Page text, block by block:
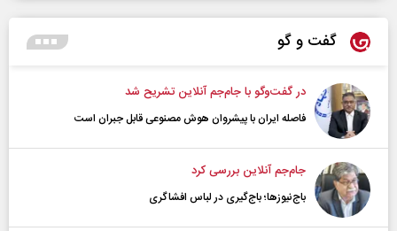
گفت و گو
در گفت‌و‌گو با جام‌جم آنلاین تشریح شد
فاصله ایران با پیشرو‌ان هوش مصنوعی قابل جبران است
جام‌جم آنلاین بررسی کرد
باج‌نیوزها؛ باج‌گیری در لباس افشاگری